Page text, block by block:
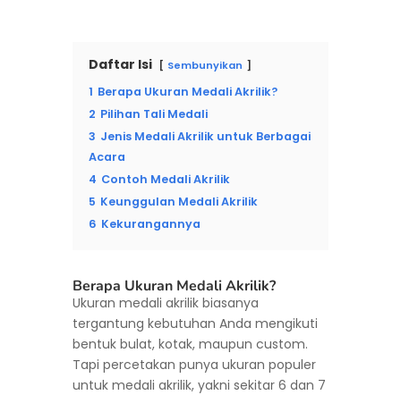
Daftar Isi Sembunyikan
1 Berapa Ukuran Medali Akrilik?
2 Pilihan Tali Medali
3 Jenis Medali Akrilik untuk Berbagai
Acara
4 Contoh Medali Akrilik
5 Keunggulan Medali Akrilik
6 Kekurangannya
Berapa Ukuran Medali Akrilik?
Ukuran medali akrilik biasanya
tergantung kebutuhan Anda mengikuti
bentuk bulat, kotak, maupun custom.
Tapi percetakan punya ukuran populer
untuk medali akrilik, yakni sekitar 6 dan 7